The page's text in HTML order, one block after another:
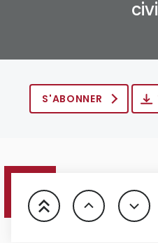
S'ABONNER